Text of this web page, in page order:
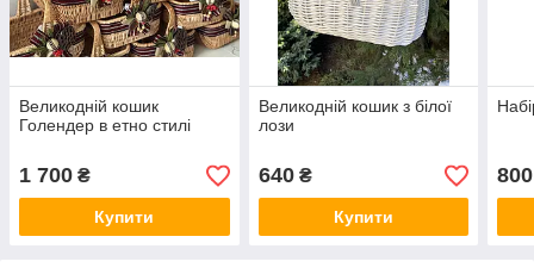
Великодній кошик
Голендер в етно стилі
1 700 ₴
Купити
Великодній кошик з білої
лози
640₴
Купити
800